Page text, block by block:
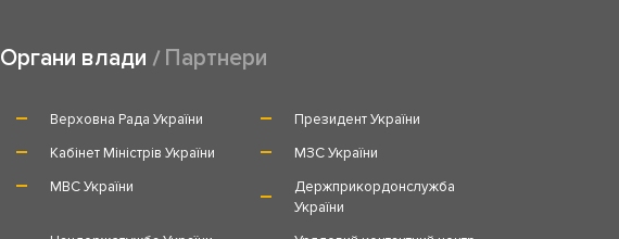
Органи влади Партнери
Верховна Рада України
Президент України
Кабінет Міністрів України
МЗС України
МВС України
Держприкордонслужба
України